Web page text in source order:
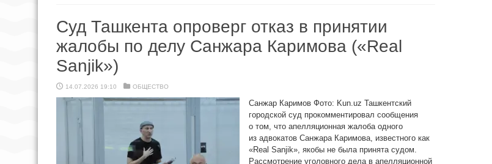
Суд Ташкента опроверг отказ в принятии
жалобы по делу Санжара Каримова («Real
Sanjik»)
14.07.2026 19:10 ОБЩЕСТВО
Санжар Каримов Фото: Kun.uz Ташкентский
городской суд прокомментировал сообщения
о том, что апелляционная жалоба одного
из адвокатов Санжара Каримова, известного как
«Real Sanjik», якобы не была принята судом.
Рассмотрение уголовного дела в апелляционной